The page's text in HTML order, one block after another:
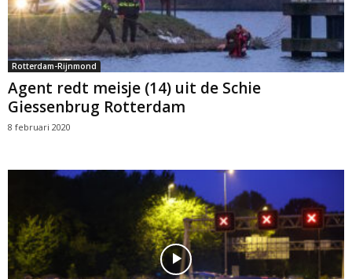
Rotterdam-Rijnmond
Agent redt meisje (14) uit de Schie
Giessenbrug Rotterdam
8 februari 2020